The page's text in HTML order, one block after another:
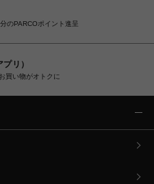
のPARCOポイント進呈
リ）
買い物がオトクに